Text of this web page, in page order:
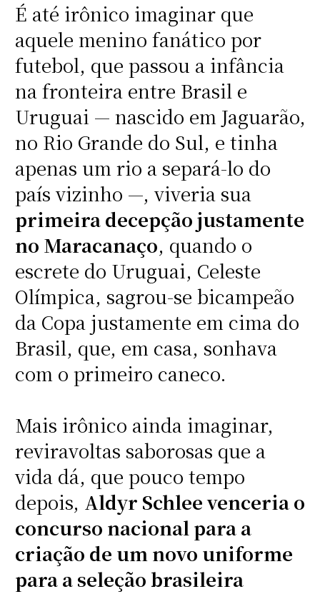
É até irônico imaginar que
aquele menino fanático por
futebol, que passou a infância
na fronteira entre Brasil e
Uruguai — nascido em Jaguarão,
no Rio Grande do Sul, e tinha
apenas um rio a separá-lo do
país vizinho —, viveria sua
primeira decepção justamente
no Maracanaço, quando o
escrete do Uruguai, Celeste
Olímpica, sagrou-se bicampeão
da Copa justamente em cima do
Brasil, que, em casa, sonhava
com o primeiro caneco.
Mais irônico ainda imaginar,
reviravoltas saborosas que a
vida dá, que pouco tempo
depois, Aldyr Schlee venceria o
concurso nacional para a
criação de um novo uniforme
para a seleção brasileira